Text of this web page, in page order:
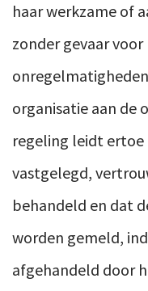
Service & Support
Veilig bestanden delen
Inloggen
Corporate finance
Digitale
Duurzaam
Internationaal
Personeel en salaris
Privézaken en
Strategie en
Over ons
haar werkzame of
zonder gevaar
organisatie aan de
regeling leidt
vastgelegd,
behandeld en dat
worden gemeld,
afgehandeld door